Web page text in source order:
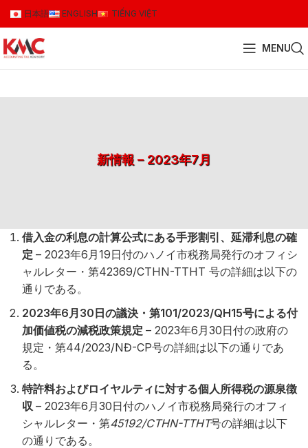
日本語 ENGLISH TIẾNG VIỆT
MENU
新情報 – 2023年7月
借入金の利息の計算公式にある手形割引、延滞利息の確
定 – 2023年6月19日付のハノイ市税務局発行のオフィシ
ャルレター・第42369/CTHN-TTHT 号の詳細は以下の
通りである。
2023年6月30日の議決・第101/2023/QH15号による付
加価値税の減税政策規定 – 2023年6月30日付の政府の
規定・第44/2023/NĐ-CP号の詳細は以下の通りであ
る。
特許料およびロイヤルティに対する個人所得税の源泉徴
収 – 2023年6月30日付のハノイ市税務局発行のオフィ
シャルレター・第45192/CTHN-TTHT号の詳細は以下
の通りである。